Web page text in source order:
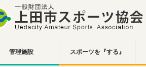
管理施設 スポーツを『する』